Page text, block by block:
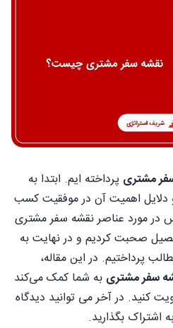
مشتری پرداخته ایم. ابتدا به
دلایل اهمیت آن در موفقیت کسب
در مورد عناصر نقشه سفر مشتری
صحبت کردیم و در نهایت به
پرداختیم. در این مقاله،
سفر مشتری به شما کمک می‌کند
کنید. در آخر می توانید دیدگاه
اشتراک بگذارید.